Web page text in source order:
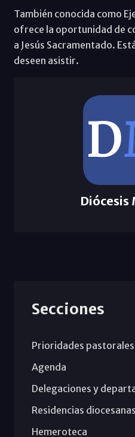
También conocida como
ofrece la oportunidad de
a Jesús Sacramentado.
deseen asistir.
Diócesis
Secciones
Prioridades pastorales
Agenda
Delegaciones y
Residencias diocesanas
Hemeroteca